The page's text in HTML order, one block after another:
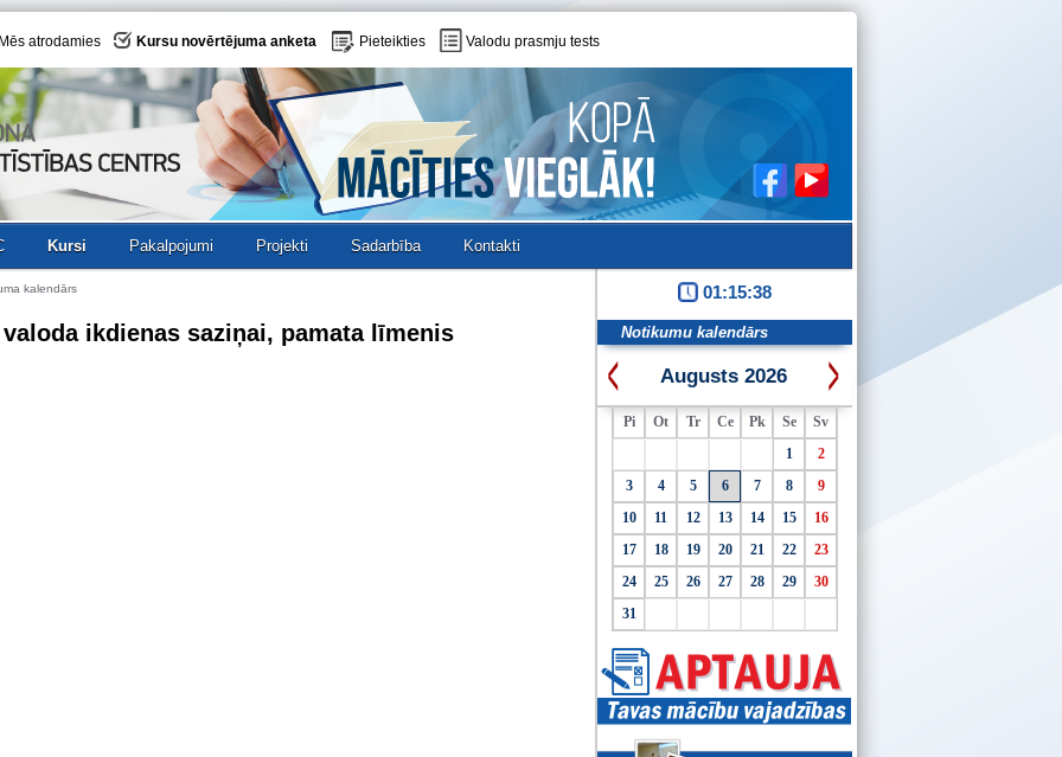
Mēs atrodamies Kursu novērtējuma anketa Pieteikties Valodu prasmju tests
Kursi Pakalpojumi Projekti Sadarbība Kontakti
kalendārs
ikdienas saziņai, pamata līmenis
01:15:38
Notikumu kalendārs
Augusts 2026
Pi Ot Tr Ce Pk Se
Sv
1
2
3
4 5 6 7 8
9
10
11 12 13 14 15
16
17
18 19 20 21 22
23
24
25 26 27 28 29
30
31